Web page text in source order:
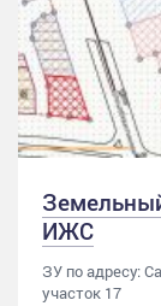
ИЖС
ЗУ по адресу:
участок 17